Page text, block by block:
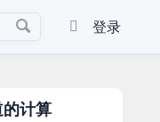
登录
计算